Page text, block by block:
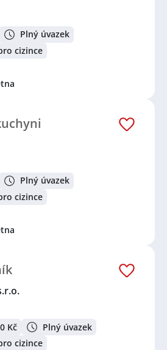
Plný úvazek
cizince
Plný úvazek
cizince
Kč
Plný úvazek
cizince